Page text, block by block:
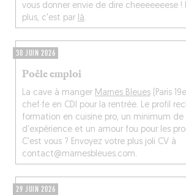
vous donner envie de dire cheeeeeeese !
plus, c'est par là.
30 JUIN 2026
Poêle emploi
La cave à manger Marnes Bleues(Paris
chef·fe en CDI pour la rentrée. Le profil
formation en cuisine pro, un minimum de
d'expérience et un amour fou pour les
C'est vous ? Envoyez votre plus joli CV à
contact@marnesbleues.com.
29 JUIN 2026